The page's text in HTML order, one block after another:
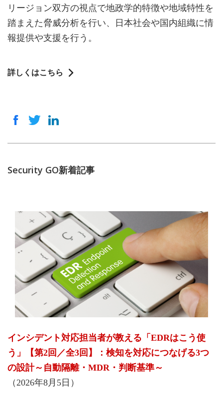
リージョン双方の視点で地政学的特徴や地域特性を
踏まえた脅威分析を行い、日本社会や国内組織に情
報提供や支援を行う。
詳しくはこちら
Security GO新着記事
インシデント対応担当者が教える「EDRはこう使
う」【第2回／全3回】：検知を対応につなげる3つ
の設計～自動隔離・MDR・判断基準～
（2026年8月5日）